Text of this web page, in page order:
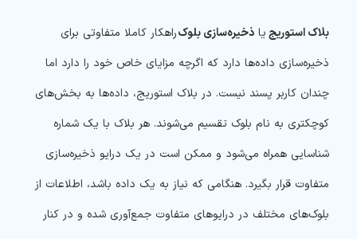
بلاک استوریجیا ذخیره‌سازی بلوکراهکار کاملا متفاوتی برای
ذخیره‌سازی داده‌ها دارد که اگرچه مزایای خاص خود را دارد اما
چندان کاربر پسند نیست. در بلاک استوریج، داده‌ها به بخش‌های
کوچکتری به نام بلوک تقسیم می‌شوند. هر بلاک با یک شماره
شناسایی همراه می‌شود و ممکن است در یک درایو ذخیره‌سازی
متفاوت قرار بگیرد. هنگامی که نیاز به یک داده باشد، اطلاعات از
بلوک‌های مختلف در درایوهای متفاوت جمع‌آوری شده و در کنار